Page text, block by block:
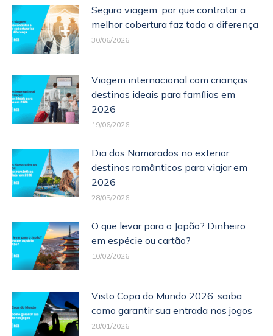
Seguro viagem: por que contratar a
melhor cobertura faz toda a diferença
30/06/2026
Viagem internacional com crianças:
destinos ideais para famílias em
2026
19/06/2026
Dia dos Namorados no exterior:
destinos românticos para viajar em
2026
28/05/2026
O que levar para o Japão? Dinheiro
em espécie ou cartão?
10/02/2026
Visto Copa do Mundo 2026: saiba
como garantir sua entrada nos jogos
28/01/2026